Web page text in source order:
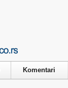
Komentari